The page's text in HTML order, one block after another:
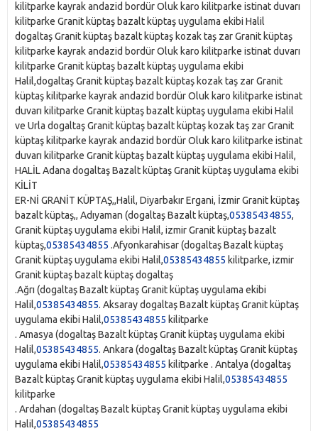
kilitparke kayrak andazid bordür Oluk karo kilitparke istinat duvarı
kilitparke Granit küptaş bazalt küptaş uygulama ekibi Halil
dogaltaş Granit küptaş bazalt küptaş kozak taş zar Granit küptaş
kilitparke kayrak andazid bordür Oluk karo kilitparke istinat duvarı
kilitparke Granit küptaş bazalt küptaş uygulama ekibi
Halil,dogaltaş Granit küptaş bazalt küptaş kozak taş zar Granit
küptaş kilitparke kayrak andazid bordür Oluk karo kilitparke istinat
duvarı kilitparke Granit küptaş bazalt küptaş uygulama ekibi Halil
ve Urla dogaltaş Granit küptaş bazalt küptaş kozak taş zar Granit
küptaş kilitparke kayrak andazid bordür Oluk karo kilitparke istinat
duvarı kilitparke Granit küptaş bazalt küptaş uygulama ekibi Halil,
HALİL Adana‎ dogaltaş Bazalt küptaş Granit küptaş uygulama ekibi
KİLİT
ER-Nİ GRANİT KÜPTAŞ,,Halil, Diyarbakır Ergani, İzmir Granit küptaş
bazalt küptaş,, Adıyaman‎ (dogaltaş Bazalt küptaş,05385434855,
Granit küptaş uygulama ekibi Halil, izmir Granit küptaş bazalt
küptaş,05385434855 .Afyonkarahisar‎ (dogaltaş Bazalt küptaş
Granit küptaş uygulama ekibi Halil,05385434855 kilitparke, izmir
Granit küptaş bazalt küptaş dogaltaş
.Ağrı‎ (dogaltaş Bazalt küptaş Granit küptaş uygulama ekibi
Halil,05385434855. Aksaray‎ dogaltaş Bazalt küptaş Granit küptaş
uygulama ekibi Halil,05385434855 kilitparke
. Amasya‎ (dogaltaş Bazalt küptaş Granit küptaş uygulama ekibi
Halil,05385434855. Ankara‎ (dogaltaş Bazalt küptaş Granit küptaş
uygulama ekibi Halil,05385434855 kilitparke . Antalya‎ (dogaltaş
Bazalt küptaş Granit küptaş uygulama ekibi Halil,05385434855
kilitparke
. Ardahan‎ (dogaltaş Bazalt küptaş Granit küptaş uygulama ekibi
Halil,05385434855